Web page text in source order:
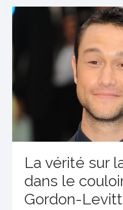
La vérité sur
dans le
Gordon-